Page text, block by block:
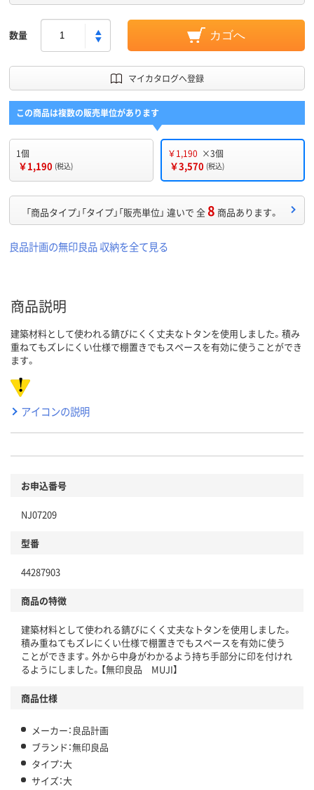
数量 カゴへ
マイカタログへ登録
この商品は複数の販売単位があります
1個
￥1,190 (税込)
￥1,190 ×3個
￥3,570 (税込)
「商品タイプ」「タイプ」「販売単位」 違いで 全8 商品あります。
良品計画の無印良品 収納を全て見る
商品説明
建築材料として使われる錆びにくく丈夫なトタンを使用しました。積み
重ねてもズレにくい仕様で棚置きでもスペースを有効に使うことができ
ます。
アイコンの説明
お申込番号
NJ07209
型番
44287903
商品の特徴
建築材料として使われる錆びにくく丈夫なトタンを使用しました。
積み重ねてもズレにくい仕様で棚置きでもスペースを有効に使う
ことができます。外から中身がわかるよう持ち手部分に印を付けれ
るようにしました。【無印良品 MUJI】
商品仕様
メーカー：良品計画
ブランド：無印良品
タイプ：大
サイズ：大